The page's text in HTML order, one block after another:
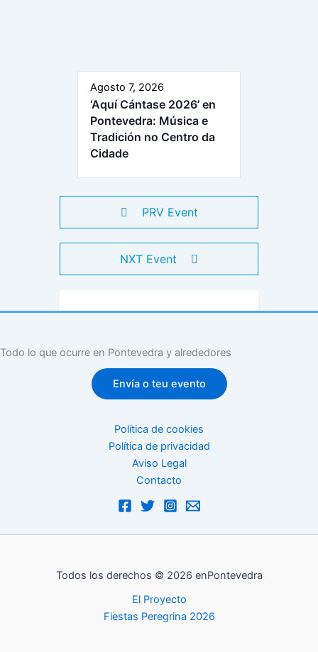
Agosto 7, 2026
‘Aquí Cántase 2026’ en
Pontevedra: Música e
Tradición no Centro da
Cidade
PRV Event
NXT Event
Todo lo que ocurre en Pontevedra y alrededores
Envía o teu evento
Política de cookies
Política de privacidad
Aviso Legal
Contacto
Todos los derechos © 2026 enPontevedra
El Proyecto
Fiestas Peregrina 2026